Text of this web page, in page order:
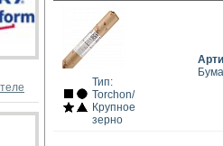
Тип:
Torchon/
Крупное
зерно